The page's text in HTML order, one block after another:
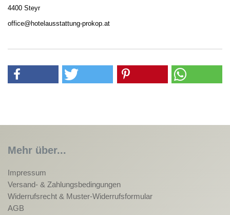
4400 Steyr
office@hotelausstattung-prokop.at
Mehr über...
Impressum
Versand- & Zahlungsbedingungen
Widerrufsrecht & Muster-Widerrufsformular
AGB